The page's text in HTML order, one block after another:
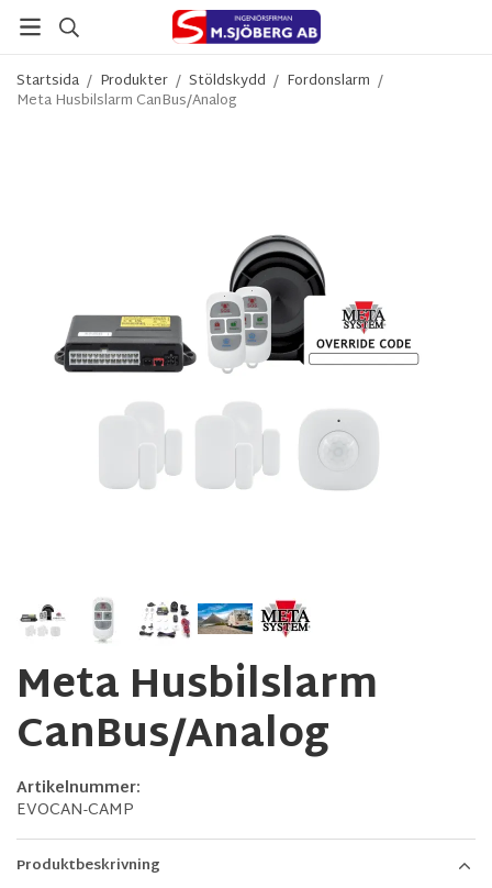
Startsida / Produkter / Stöldskydd / Fordonslarm /
Meta Husbilslarm CanBus/Analog
Meta Husbilslarm
CanBus/Analog
Artikelnummer:
EVOCAN-CAMP
Produktbeskrivning